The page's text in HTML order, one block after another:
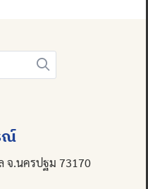
ณ์
จ.นครปฐม 73170